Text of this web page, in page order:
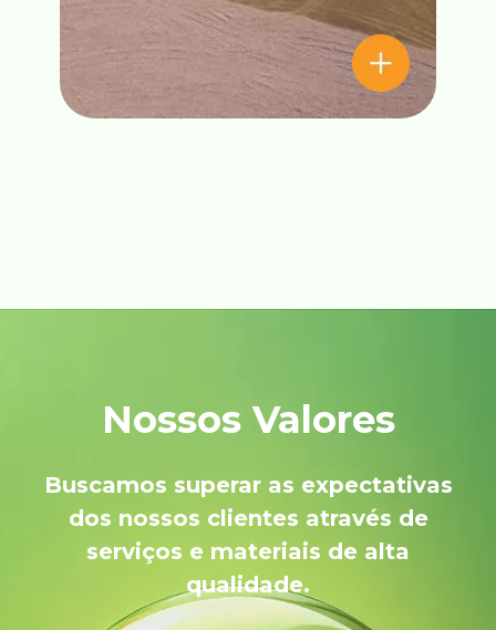
Nossos Valores
Buscamos superar as expectativas
dos nossos clientes através de
serviços e materiais de alta
qualidade.